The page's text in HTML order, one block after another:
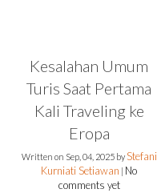
Kesalahan Umum
Turis Saat Pertama
Kali Traveling ke
Eropa
Written on Sep, 04, 2025 byStefani
Kurniati Setiawan No
comments yet